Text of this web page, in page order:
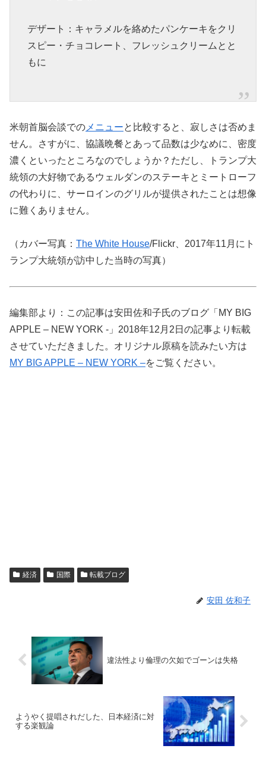
デザート：キャラメルを絡めたパンケーキをクリ
スピー・チョコレート、フレッシュクリームとと
もに
米朝首脳会談での メニューと比較すると、寂しさは否めま
せん。さすがに、協議晩餐とあって品数は少なめに、密度
濃くといったところなのでしょうか？ただし、トランプ大
統領の大好物であるウェルダンのステーキとミートローフ
の代わりに、サーロインのグリルが提供されたことは想像
に難くありません。
（カバー写真： The White House/Flickr、2017年11月にト
ランプ大統領が訪中した当時の写真）
編集部より：この記事は安田佐和子氏のブログ「MY BIG
APPLE – NEW YORK -」2018年12月2日の記事より転載
させていただきました。オリジナル原稿を読みたい方は
MY BIG APPLE – NEW YORK –をご覧ください。
経済 国際 転載ブログ
安田 佐和子
違法性より倫理の欠如でゴーンは失格
ようやく提唱されだした、日本経済に対
する楽観論